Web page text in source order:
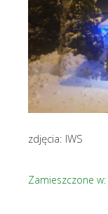
zdjęcia: IWS
Zamieszczone w: